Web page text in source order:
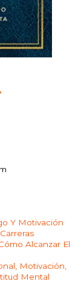
Y Motivación
Alcanzar El
Motivación,
Mental